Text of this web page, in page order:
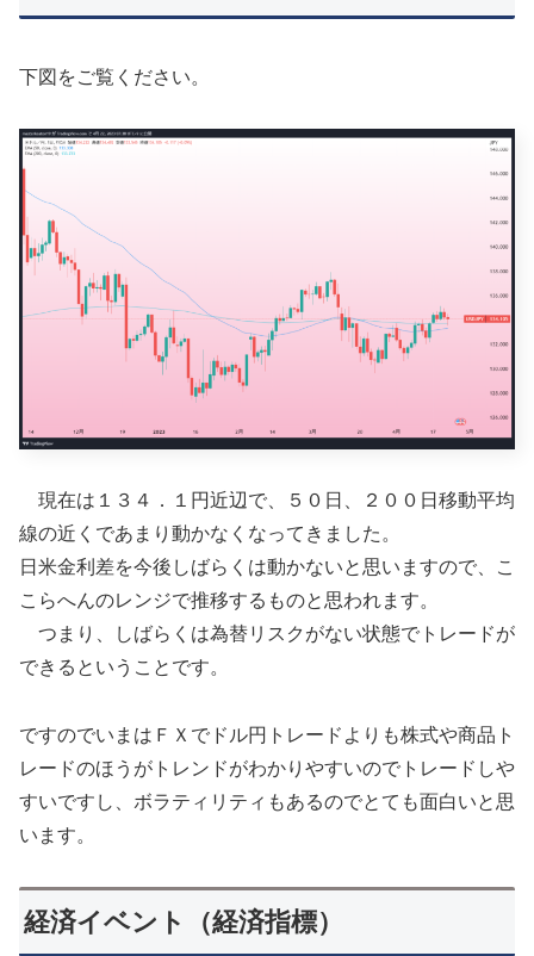
下図をご覧ください。
現在は１３４．１円近辺で、５０日、２００日移動平均
線の近くであまり動かなくなってきました。
日米金利差を今後しばらくは動かないと思いますので、こ
こらへんのレンジで推移するものと思われます。
つまり、しばらくは為替リスクがない状態でトレードが
できるということです。
ですのでいまはＦＸでドル円トレードよりも株式や商品ト
レードのほうがトレンドがわかりやすいのでトレードしや
すいですし、ボラティリティもあるのでとても面白いと思
います。
経済イベント（経済指標）